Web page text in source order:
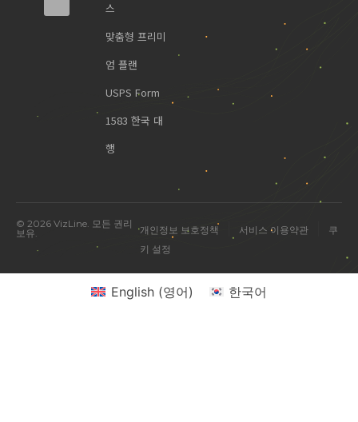
스
맞춤형 프리미
엄 플랜
USPS Form
1583 한국 대
행
© 2026 VizLine. 모든 권리
보유.
개인정보 보호정책 서비스 이용약관
쿠
키 설정
English(영어) 한국어